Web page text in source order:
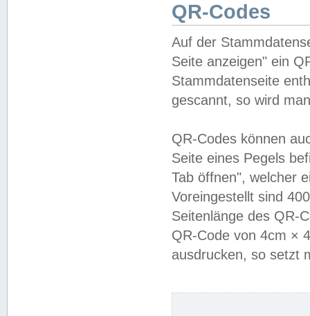
QR-Codes
Auf der
Seite anzeigen" ein
Stammdatenseite
gescannt, so wird
QR-Codes können
Seite eines Pegels
Tab öffnen", welcher
Voreingestellt sind
Seitenlänge des QR-
QR-Code von 4cm ×
ausdrucken, so setzt